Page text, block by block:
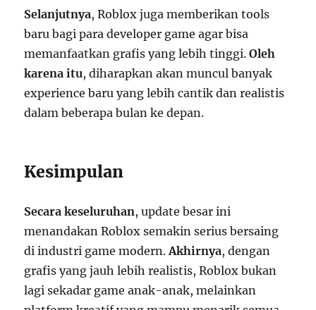
Selanjutnya, Roblox juga memberikan tools
baru bagi para developer game agar bisa
memanfaatkan grafis yang lebih tinggi.Oleh
karena itu, diharapkan akan muncul banyak
experience baru yang lebih cantik dan realistis
dalam beberapa bulan ke depan.
Kesimpulan
Secara keseluruhan, update besar ini
menandakan Roblox semakin serius bersaing
di industri game modern.Akhirnya, dengan
grafis yang jauh lebih realistis, Roblox bukan
lagi sekadar game anak-anak, melainkan